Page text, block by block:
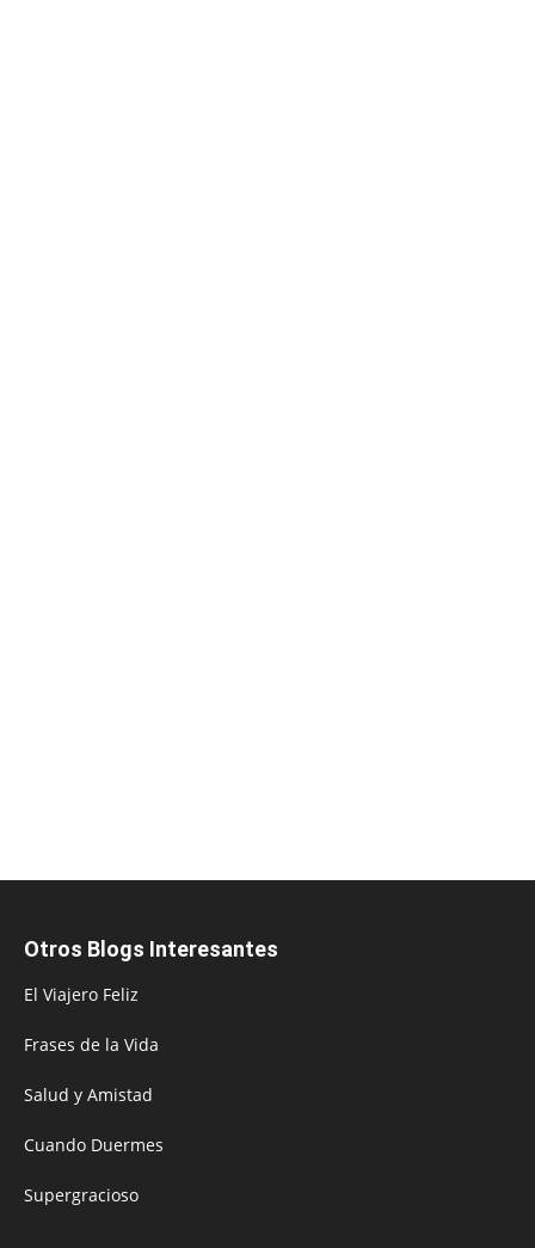
Otros Blogs Interesantes
El Viajero Feliz
Frases de la Vida
Salud y Amistad
Cuando Duermes
Supergracioso